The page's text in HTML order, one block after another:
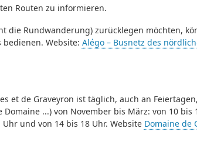
Routen zu informieren.
die Rundwanderung) zurücklegen möchten,
bedienen. Website: Alégo – Busnetz des
et de Graveyron ist täglich, auch an
...) von November bis März: von 10 bis
und von 14 bis 18 Uhr. Website Domaine de